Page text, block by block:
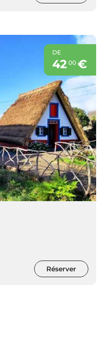
DE
42 00€
Réserver